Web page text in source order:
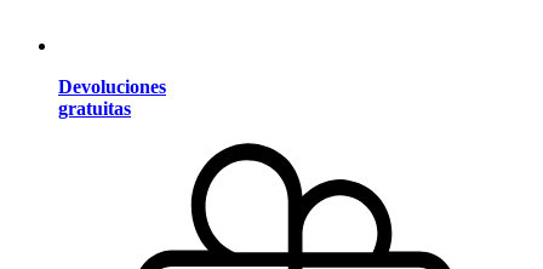
Devoluciones
gratuitas